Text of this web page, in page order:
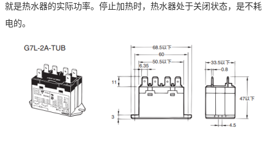
就是热水器的实际功率。停止加热时，热水器处于关闭状态，是不耗
电的。